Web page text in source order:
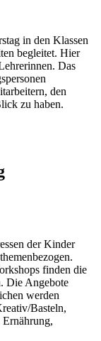
in den Klassen
begleitet. Hier
Das
den
zu haben.
der Kinder
finden die
Die Angebote
werden
Basteln,